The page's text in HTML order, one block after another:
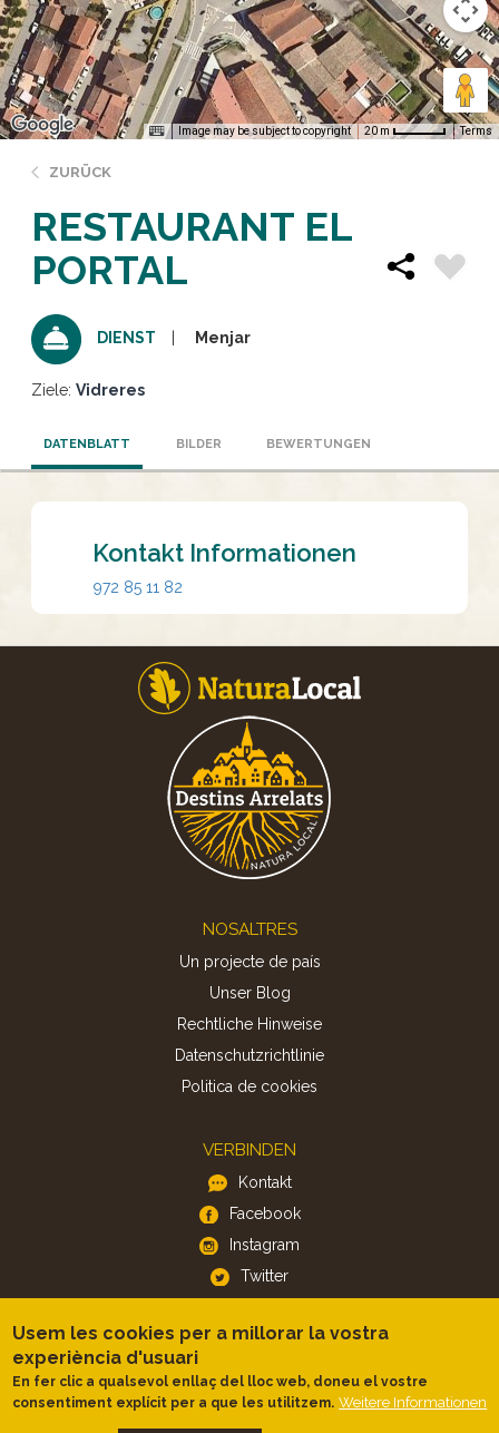
Image may be subject to copyright 20 m Terms
ZURÜCK
RESTAURANT EL
PORTAL
DIENST Menjar
Ziele: Vidreres
DATENBLATT BILDER BEWERTUNGEN
Kontakt Informationen
972 85 11 82
NOSALTRES
Un projecte de país
Unser Blog
Rechtliche Hinweise
Datenschutzrichtlinie
Politica de cookies
VERBINDEN
Kontakt
Facebook
Instagram
Twitter
APP
iOS
Android
Usem les cookies per a millorar la vostra
experiència d'usuari
En fer clic a qualsevol enllaç del lloc web, doneu el vostre
consentiment explícit per a que les utilitzem. Weitere Informationen